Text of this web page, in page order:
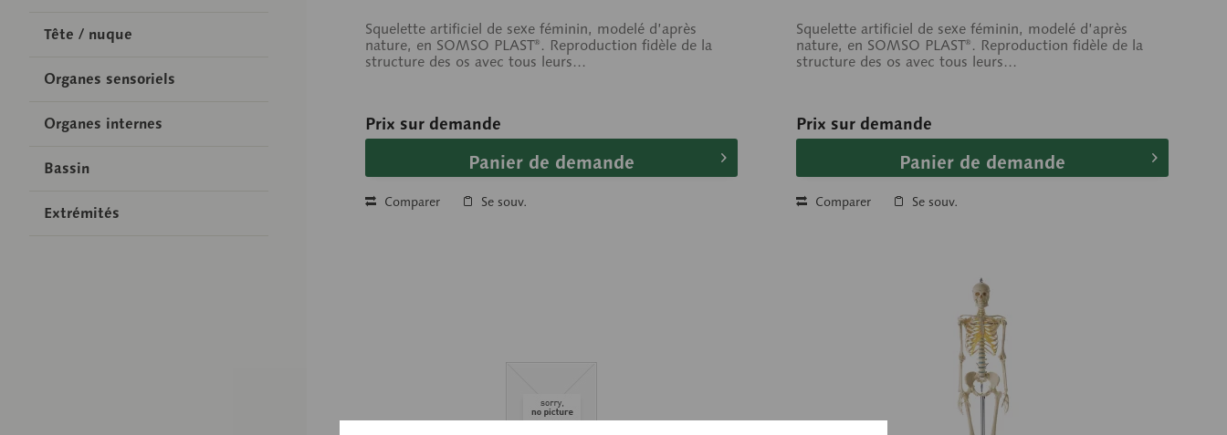
Tête / nuque
Organes sensoriels
Organes internes
Bassin
Extrémités
Squelette artificiel de sexe féminin, modelé d’après
nature, en SOMSO PLAST®. Reproduction fidèle de la
structure des os avec tous leurs...
Prix sur demande
Panier de demande
Comparer Se souv.
Squelette artificiel de sexe féminin, modelé d’après
nature, en SOMSO PLAST®. Reproduction fidèle de la
structure des os avec tous leurs...
Prix sur demande
Panier de demande
Comparer Se souv.